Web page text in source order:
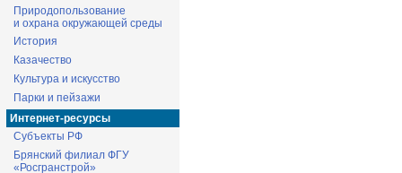
Природопользование
и охрана окружающей среды
История
Казачество
Культура и искусство
Парки и пейзажи
Интернет-ресурсы
Субъекты РФ
Брянский филиал ФГУ
«Росгранстрой»